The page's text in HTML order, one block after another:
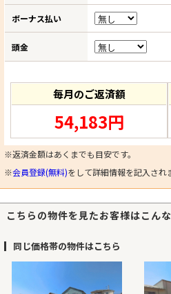
ボーナス払い
頭金
毎月のご返済額
54,183円
※返済金額はあくまでも目安です。
※会員登録(無料)をして詳細情報を記入され
こちらの物件を見たお客様はこん
同じ価格帯の物件はこちら